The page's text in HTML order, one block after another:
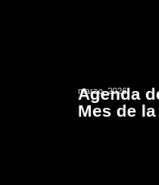
marzo, 2026
Agenda
Mes de